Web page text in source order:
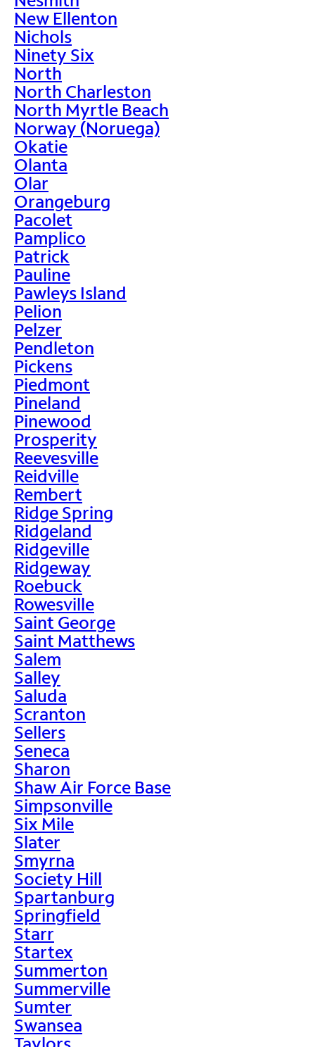
New Ellenton
Nichols
Ninety Six
North
North Charleston
North Myrtle Beach
Norway (Noruega)
Okatie
Olanta
Olar
Orangeburg
Pacolet
Pamplico
Patrick
Pauline
Pawleys Island
Pelion
Pelzer
Pendleton
Pickens
Piedmont
Pineland
Pinewood
Prosperity
Reevesville
Reidville
Rembert
Ridge Spring
Ridgeland
Ridgeville
Ridgeway
Roebuck
Rowesville
Saint George
Saint Matthews
Salem
Salley
Saluda
Scranton
Sellers
Seneca
Sharon
Shaw Air Force Base
Simpsonville
Six Mile
Slater
Smyrna
Society Hill
Spartanburg
Springfield
Starr
Startex
Summerton
Summerville
Sumter
Swansea